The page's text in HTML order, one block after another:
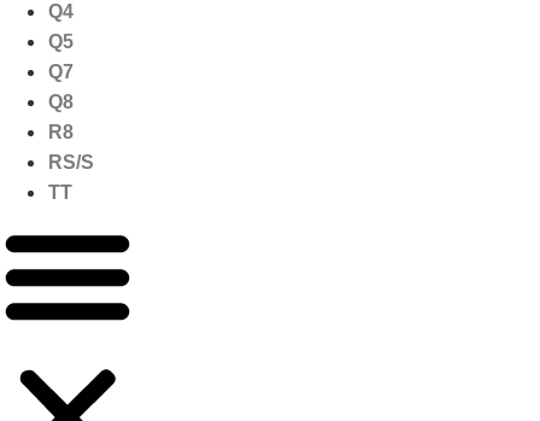
Q4
Q5
Q7
Q8
R8
RS/S
TT